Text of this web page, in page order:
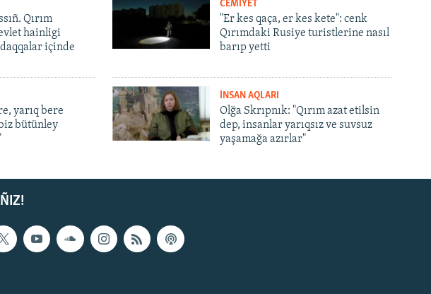
Qırım
hainligi
içinde
CEMİYET
"Er kes qaça, er kes kete": cenk
Qırımdaki Rusiye turistlerine nasıl
barıp yetti
yarıq bere
bütünley
İNSAN AQLARI
Olğa Skrıpnık: "Qırım azat etilsin
dep, insanlar yarıqsız ve suvsuz
yaşamağa azırlar"